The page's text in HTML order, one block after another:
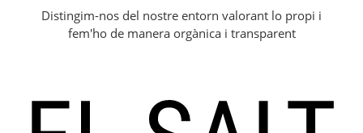
Distingim-nos del nostre entorn valorant lo propi i
fem'ho de manera orgànica i transparent